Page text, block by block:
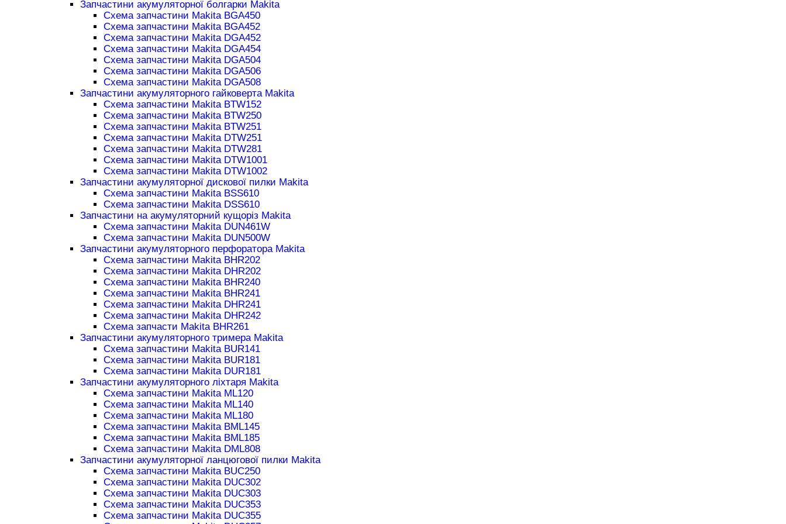
Запчастини акумуляторної болгарки Makita
Схема запчастини Makita BGA450
Схема запчастини Makita BGA452
Схема запчастини Makita DGA452
Схема запчастини Makita DGA454
Схема запчастини Makita DGA504
Схема запчастини Makita DGA506
Схема запчастини Makita DGA508
Запчастини акумуляторного гайковерта Makita
Схема запчастини Makita BTW152
Схема запчастини Makita BTW250
Схема запчастини Makita BTW251
Схема запчастини Makita DTW251
Схема запчастини Makita DTW281
Схема запчастини Makita DTW1001
Схема запчастини Makita DTW1002
Запчастини акумуляторної дискової пилки Makita
Схема запчастини Makita BSS610
Схема запчастини Makita DSS610
Запчастини на акумуляторний кущоріз Makita
Схема запчастини Makita DUN461W
Схема запчастини Makita DUN500W
Запчастини акумуляторного перфоратора Makita
Схема запчастини Makita BHR202
Схема запчастини Makita DHR202
Схема запчастини Makita BHR240
Схема запчастини Makita BHR241
Схема запчастини Makita DHR241
Схема запчастини Makita DHR242
Схема запчасти Makita BHR261
Запчастини акумуляторного тримера Makita
Схема запчастини Makita BUR141
Схема запчастини Makita BUR181
Схема запчастини Makita DUR181
Запчастини акумуляторного ліхтаря Makita
Схема запчастини Makita ML120
Схема запчастини Makita ML140
Схема запчастини Makita ML180
Схема запчастини Makita BML145
Схема запчастини Makita BML185
Схема запчастини Makita DML808
Запчастини акумуляторної ланцюгової пилки Makita
Схема запчастини Makita BUC250
Схема запчастини Makita DUC302
Схема запчастини Makita DUC303
Схема запчастини Makita DUC353
Схема запчастини Makita DUC355